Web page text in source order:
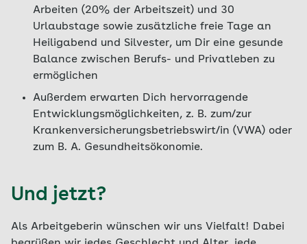
Arbeiten (20% der Arbeitszeit) und 30
Urlaubstage sowie zusätzliche freie Tage an
Heiligabend und Silvester, um Dir eine gesunde
Balance zwischen Berufs- und Privatleben zu
ermöglichen
Außerdem erwarten Dich hervorragende
Entwicklungsmöglichkeiten, z. B. zum/zur
Krankenversicherungsbetriebswirt/in (VWA) oder
zum B. A. Gesundheitsökonomie.
Und jetzt?
Als Arbeitgeberin wünschen wir uns Vielfalt! Dabei